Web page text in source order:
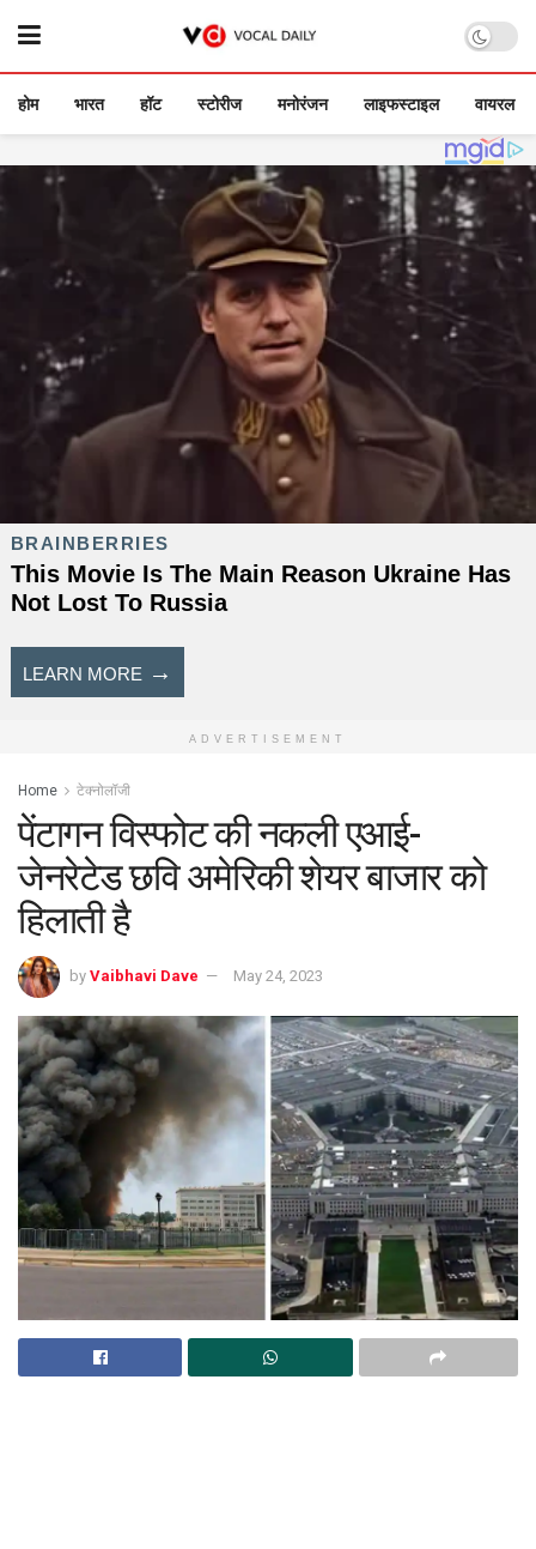
होम भारत हॉट स्टोरीज मनोरंजन लाइफस्टाइल वायरल
ADVERTISEMENT
Home टेक्नोलॉजी
पेंटागन विस्फोट की नकली एआई-
जेनरेटेड छवि अमेरिकी शेयर बाजार को
हिलाती है
by Vaibhavi Dave May 24, 2023